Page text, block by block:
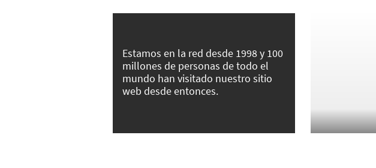
Estamos en la red desde 1998 y 100
millones de personas de todo el
mundo han visitado nuestro sitio
web desde entonces.